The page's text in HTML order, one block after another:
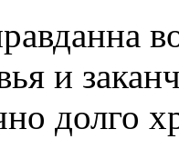
и
долго